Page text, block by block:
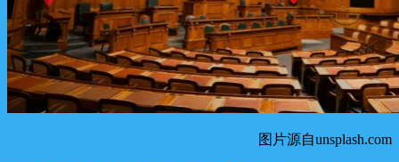
图片源自unsplash.com